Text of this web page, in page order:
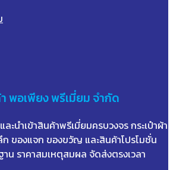
พอเพียง พรีเมี่ยม จำกัด
และนำเข้าสินค้าพรีเมี่ยมครบวงจร กระเป๋าผ้า
ก ของแจก ของขวัญ และสินค้าโปรโมชั่น
น ราคาสมเหตุสมผล จัดส่งตรงเวลา